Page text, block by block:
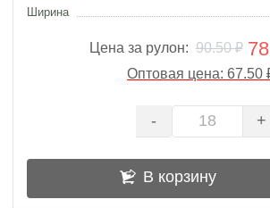
Ширина
Цена за рулон: 90.50 ₽
Оптовая цена: 67.50
- +
В корзину